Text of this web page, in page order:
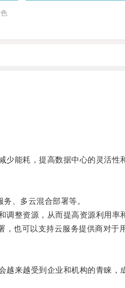
能耗，提高数据中心的灵活性
、多云混合部署等。
整资源，从而提高资源利用率
也可以支持云服务提供商对于
来越受到企业和机构的青睐，